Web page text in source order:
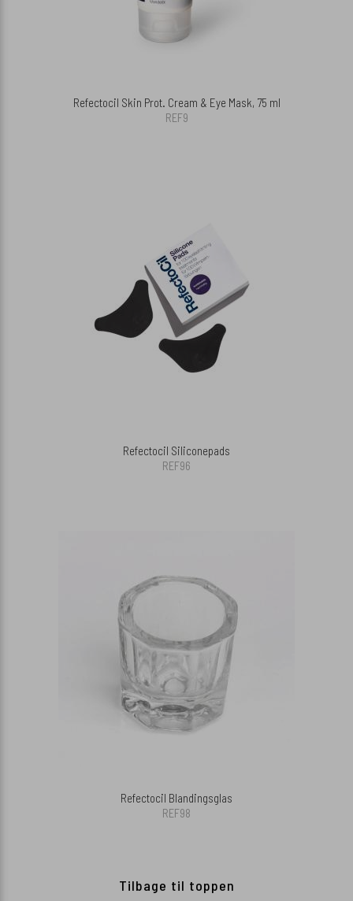
Refectocil Skin Prot. Cream & Eye Mask, 75 ml
REF9
Refectocil Siliconepads
REF96
Refectocil Blandingsglas
REF98
Tilbage til toppen